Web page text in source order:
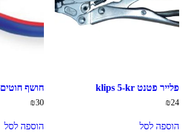
פלייר פטנט klips 5-kr
₪24
הוספה לסל
חושף חוטים
₪30
הוספה לסל